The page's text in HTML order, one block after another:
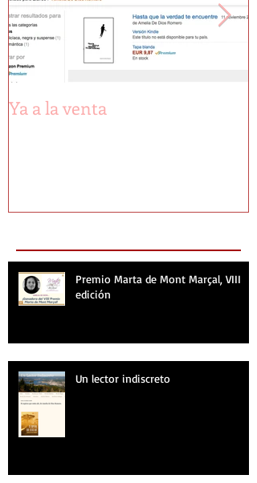
Ya a la venta
Premio Marta de Mont Marçal, VIII
edición
Un lector indiscreto